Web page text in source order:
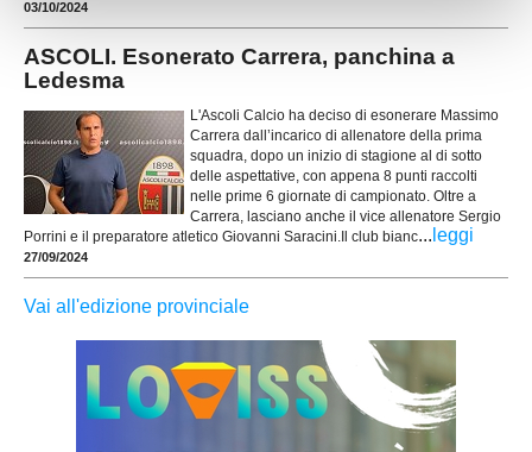
03/10/2024
ASCOLI. Esonerato Carrera, panchina a
Ledesma
L'Ascoli Calcio ha deciso di esonerare Massimo
Carrera dall’incarico di allenatore della prima
squadra, dopo un inizio di stagione al di sotto
delle aspettative, con appena 8 punti raccolti
nelle prime 6 giornate di campionato. Oltre a
Carrera, lasciano anche il vice allenatore Sergio
Porrini e il preparatore atletico Giovanni Saracini.Il club bianc... leggi
27/09/2024
Vai all'edizione provinciale